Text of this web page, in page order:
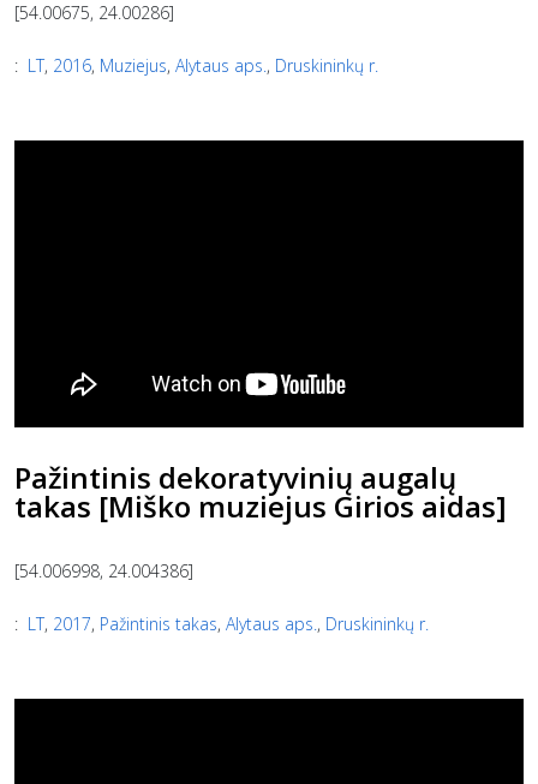
[54.00675, 24.00286]
: LT, 2016, Muziejus, Alytaus aps., Druskininkų r.
Pažintinis dekoratyvinių augalų
takas [Miško muziejus Girios aidas]
[54.006998, 24.004386]
: LT, 2017, Pažintinis takas, Alytaus aps. , Druskininkų r.